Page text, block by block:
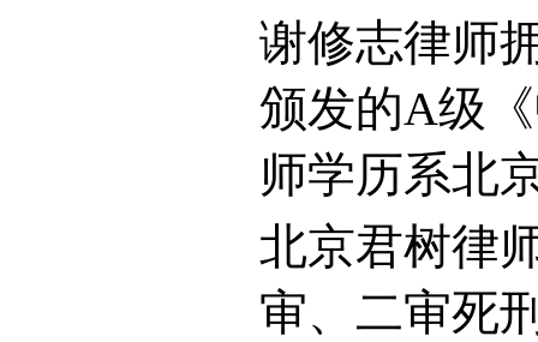
谢修志律师
颁发的A级
师学历系北
北京君树律
审、二审死